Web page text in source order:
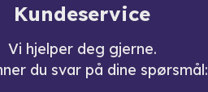
Kundeservice
Vi hjelper deg gjerne.
du svar på dine spørsmål: